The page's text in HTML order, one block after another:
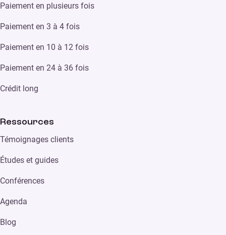
Paiement en plusieurs fois
Paiement en 3 à 4 fois
Paiement en 10 à 12 fois
Paiement en 24 à 36 fois
Crédit long
Ressources
Témoignages clients
Études et guides
Conférences
Agenda
Blog